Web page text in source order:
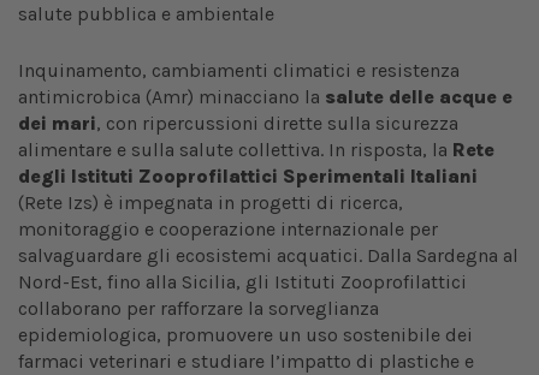
Inquinamento, cambiamenti climatici e resistenza
antimicrobica (Amr) minacciano la salute delle acque e
dei mari, con ripercussioni dirette sulla sicurezza
alimentare e sulla salute collettiva. In risposta, la Rete
degli Istituti Zooprofilattici Sperimentali Italiani
(Rete Izs) è impegnata in progetti di ricerca,
monitoraggio e cooperazione internazionale per
salvaguardare gli ecosistemi acquatici. Dalla Sardegna al
Nord-Est, fino alla Sicilia, gli Istituti Zooprofilattici
collaborano per rafforzare la sorveglianza
epidemiologica, promuovere un uso sostenibile dei
farmaci veterinari e studiare l’impatto di plastiche e